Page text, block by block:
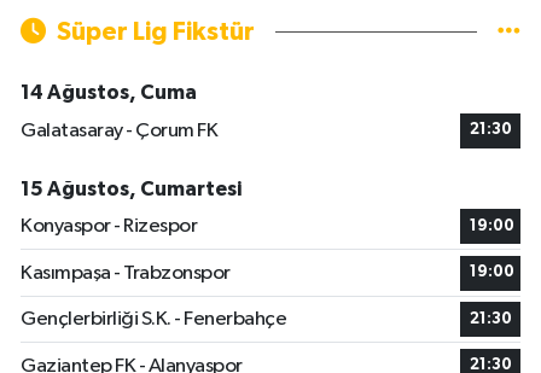
Süper Lig Fikstür
14 Ağustos, Cuma
Galatasaray - Çorum FK
21:30
15 Ağustos, Cumartesi
Konyaspor - Rizespor
19:00
Kasımpaşa - Trabzonspor 19:00
Gençlerbirliği S.K. - Fenerbahçe 21:30
Gaziantep FK - Alanyaspor 21:30